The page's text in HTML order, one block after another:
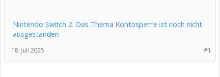
Nintendo Switch 2: Das Thema Kontosperre ist noch nicht
ausgestanden
#1
18. Juli 2025